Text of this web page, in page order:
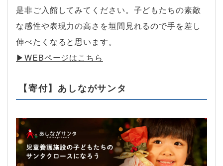
是非ご入館してみてください。子どもたちの素敵
な感性や表現力の高さを垣間見れるので手を差し
伸べたくなると思います。
▶︎WEBページはこちら
【寄付】あしながサンタ